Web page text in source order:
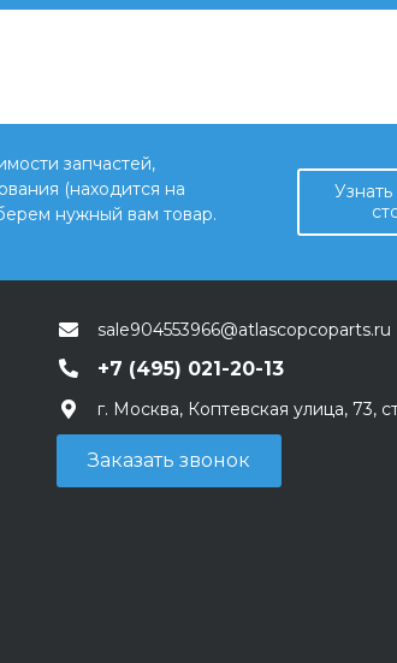
запчастей,
(находится на
нужный вам товар.
sale904553966@atlascopcoparts.ru
+7 (495) 021-20-13
г. Москва, Коптевская улица, 73,
Заказать звонок